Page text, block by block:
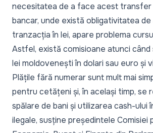
necesitatea de a face acest
bancar, unde există obligativitatea
tranzacția în lei, apare problema
Astfel, există comisioane atunci când
lei moldovenești în dolari sau euro și
Plățile fără numerar sunt mult mai
pentru cetățeni și, în același timp, se
spălare de bani și utilizarea cash-ului
ilegale, susține președintele Comisiei